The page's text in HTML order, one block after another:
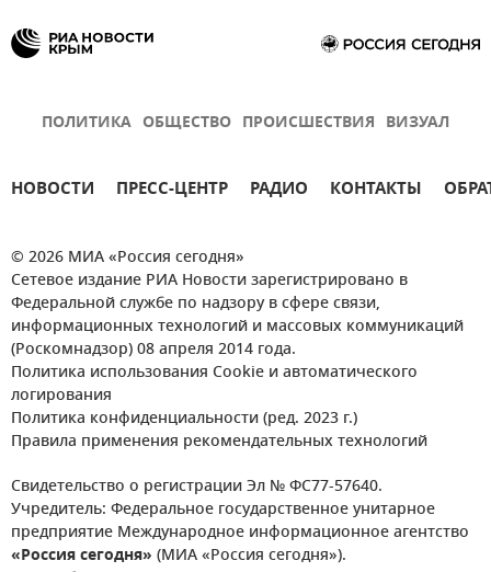
ПОЛИТИКА ОБЩЕСТВО ПРОИСШЕСТВИЯ ВИЗУАЛ
НОВОСТИ ПРЕСС-ЦЕНТР РАДИО КОНТАКТЫ
© 2026 МИА «Россия сегодня»
Сетевое издание РИА Новости зарегистрировано в
Федеральной службе по надзору в сфере связи,
информационных технологий и массовых коммуникаций
(Роскомнадзор) 08 апреля 2014 года.
Политика использования Cookie и автоматического
логирования
Политика конфиденциальности (ред. 2023 г.)
Правила применения рекомендательных технологий
Свидетельство о регистрации Эл № ФС77-57640.
Учредитель: Федеральное государственное унитарное
предприятие Международное информационное агентство
«Россия сегодня» (МИА «Россия сегодня»).